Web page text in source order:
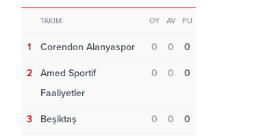
TAKIM OY AV PU
1 Corendon Alanyaspor 0 0 0
2
Amed Sportif
Faaliyetler
0 0 0
3 Beşiktaş 0 0 0